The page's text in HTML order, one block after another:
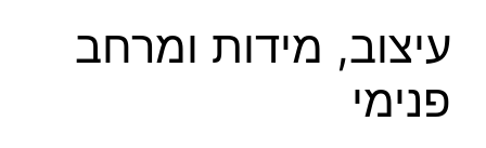
עיצוב, מידות ומרחב
פנימי